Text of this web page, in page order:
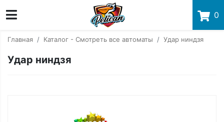
0
Главная Каталог - Смотреть все автоматы Удар ниндзя
Удар ниндзя